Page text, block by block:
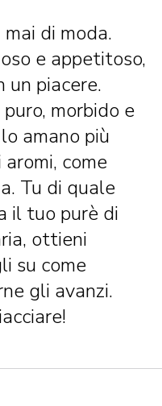
di moda.
e appetitoso,
un piacere.
morbido e
amano più
come
Tu di quale
il tuo purè di
ottieni
su come
gli avanzi.